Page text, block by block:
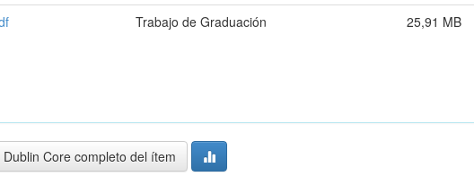
Trabajo de Graduación 25,91 MB
Core completo del ítem